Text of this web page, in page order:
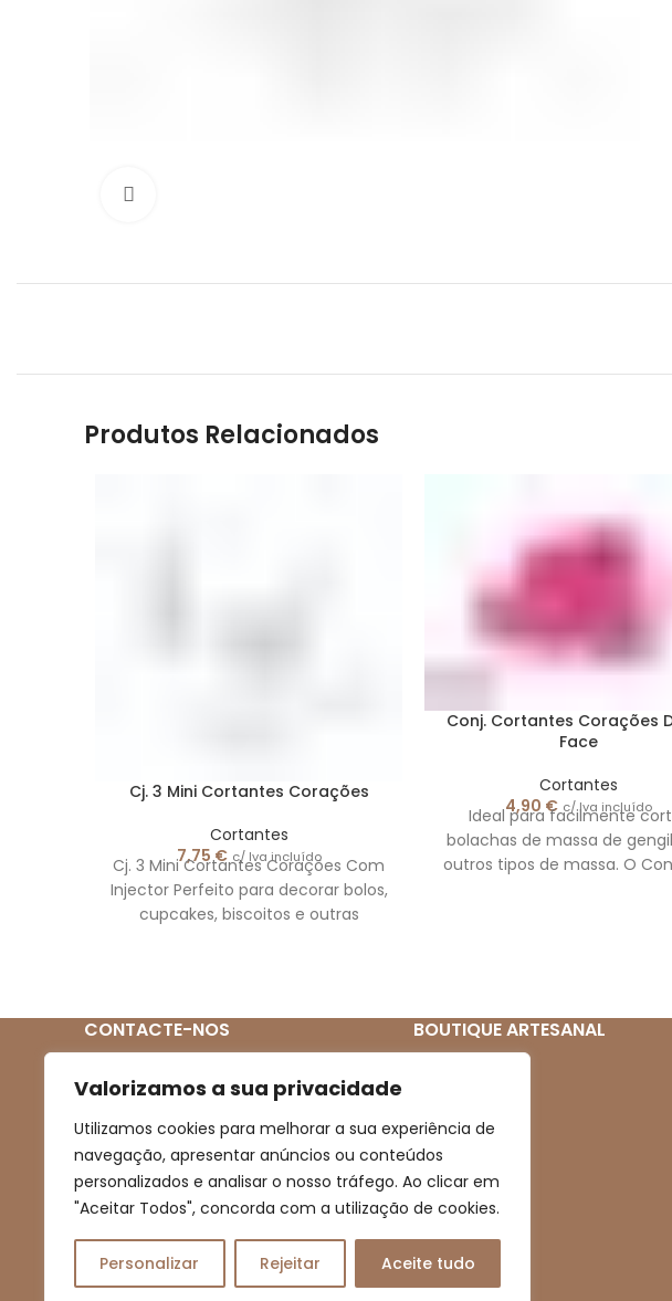
Valorizamos a sua privacidade
Utilizamos cookies para melhorar a sua experiência de
navegação, apresentar anúncios ou conteúdos
personalizados e analisar o nosso tráfego. Ao clicar em
"Aceitar Todos", concorda com a utilização de cookies.
Personalizar Rejeitar Aceite tudo
Produtos Relacionados
Cj. 3 Mini Cortantes Corações
Cortantes
7,75€ c/ Iva incluído
Cj. 3 Mini Cortantes Corações Com
Injector Perfeito para decorar bolos,
cupcakes, biscoitos e outras
Conj. Cortantes Corações
Face
Cortantes
4,90 € c/ Iva incluído
Ideal para facilmente
bolachas de massa de
outros tipos de massa. O
CONTACTE-NOS
(+351) 939 272 831
boutiqueartesanal2013@gmail.com
BOUTIQUE ARTESANAL
Novidades
Promoções
Contactos